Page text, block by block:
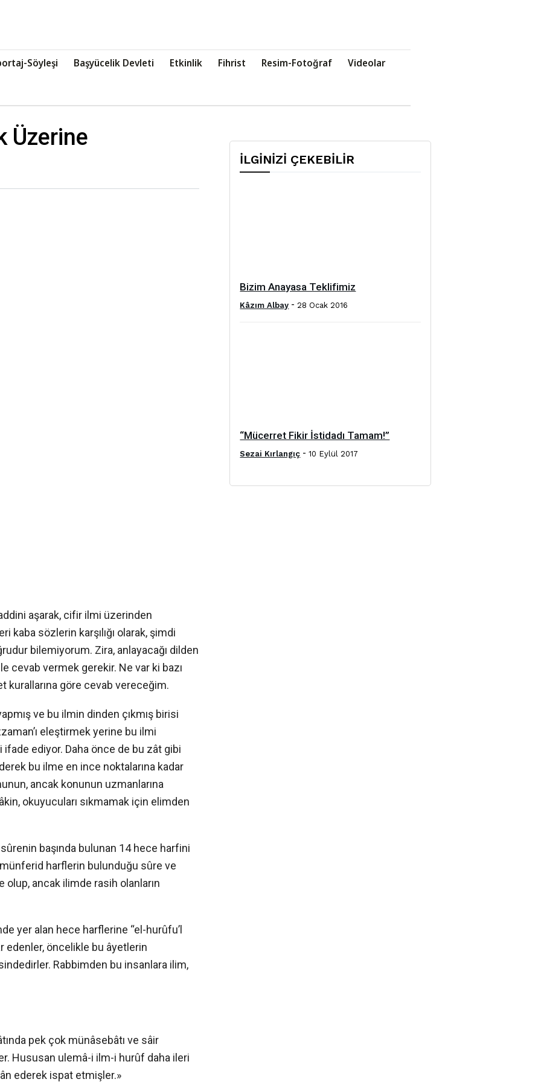
Söyleşi Başyücelik Devleti Etkinlik Fihrist Resim-Fotoğraf Videolar
Üzerine
aşarak, cifir ilmi üzerinden
kaba sözlerin karşılığı olarak, şimdi
bilemiyorum. Zira, anlayacağı dilden
cevab vermek gerekir. Ne var ki bazı
kurallarına göre cevab vereceğim.
ve bu ilmin dinden çıkmış birisi
eleştirmek yerine bu ilmi
ifade ediyor. Daha önce de bu zât gibi
bu ilme en ince noktalarına kadar
ancak konunun uzmanlarına
okuyucuları sıkmamak için elimden
başında bulunan 14 hece harfini
münferid harflerin bulunduğu sûre ve
olup, ancak ilimde rasih olanların
yer alan hece harflerine “el-hurûfu’l
edenler, öncelikle bu âyetlerin
Rabbimden bu insanlara ilim,
pek çok münâsebâtı ve sâir
Hususan ulemâ-i ilm-i hurûf daha ileri
ederek ispat etmişler.»
İLGİNİZİ ÇEKEBİLİR
Bizim Anayasa Teklifimiz
Kâzım Albay - 28 Ocak 2016
“Mücerret Fikir İstidadı Tamam!”
Sezai Kırlangıç - 10 Eylül 2017